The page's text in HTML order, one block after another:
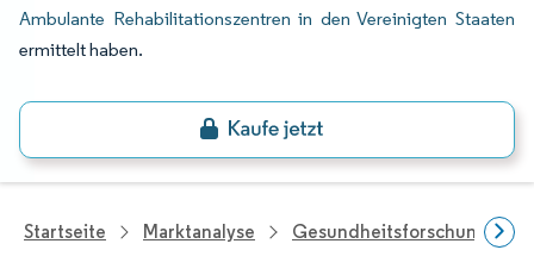
Ambulante Rehabilitationszentren in den Vereinigten Staaten
ermittelt haben.
Startseite Marktanalyse Gesundheitsforschung